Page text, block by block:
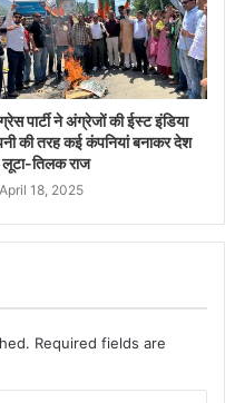
पार्टी ने अंग्रेजों की ईस्ट इंडिया
की तरह कई कंपनियां बनाकर देश
लूटा-तिलक राज
April 18, 2025
Required fields are